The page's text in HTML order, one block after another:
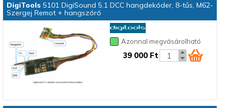
DigiTools 5101 DigiSound 5.1 DCC hangdekóder, 8-tűs, M62-
Szergej Remot + hangszóró
Azonnal megvásárolható
39 000 Ft